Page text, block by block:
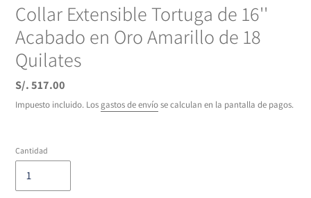
Collar Extensible Tortuga de 16''
Acabado en Oro Amarillo de 18
Quilates
Precio
habitual
S/. 517.00
Impuesto incluido. Los gastos de envíose calculan en la pantalla de pagos.
Cantidad